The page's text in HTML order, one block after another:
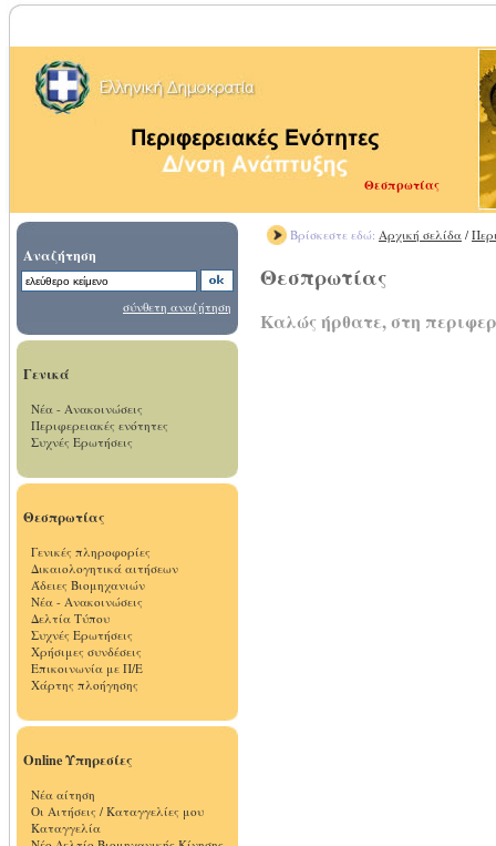
Θεσπρωτίας
Αναζήτηση
σύνθετη αναζήτηση
Γενικά
Νέα - Ανακοινώσεις
Περιφερειακές ενότητες
Συχνές Ερωτήσεις
Θεσπρωτίας
Γενικές πληροφορίες
Δικαιολογητικά αιτήσεων
Άδειες Βιομηχανιών
Νέα - Ανακοινώσεις
Δελτία Τύπου
Συχνές Ερωτήσεις
Χρήσιμες συνδέσεις
Επικοινωνία με Π/Ε
Χάρτης πλοήγησης
Online Υπηρεσίες
Νέα αίτηση
Οι Αιτήσεις / Καταγγελίες μου
Καταγγελία
Βρίσκεστε εδώ: Αρχική σελίδα /
Θεσπρωτίας
Καλώς ήρθατε, στη